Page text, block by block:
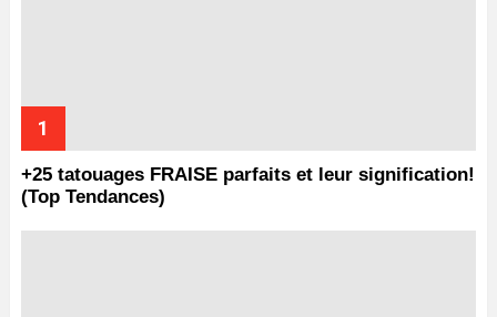
+25 tatouages ​​FRAISE parfaits et leur signification!
(Top Tendances)